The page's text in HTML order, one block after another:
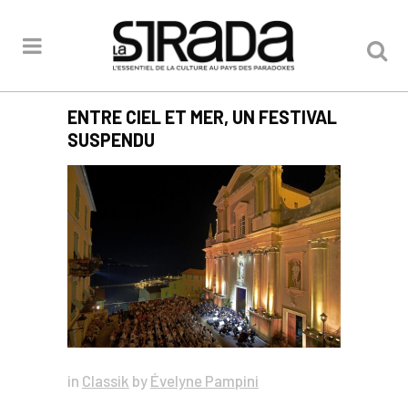
ENTRE CIEL ET MER, UN FESTIVAL
SUSPENDU
in Classik by Évelyne Pampini